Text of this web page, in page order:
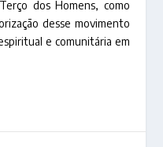
dos Homens, como
desse movimento
e comunitária em